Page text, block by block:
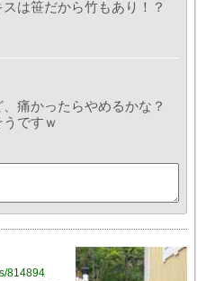
は笹だから竹もあり！？
痛かったらやめるかな？
ですｗ
814894